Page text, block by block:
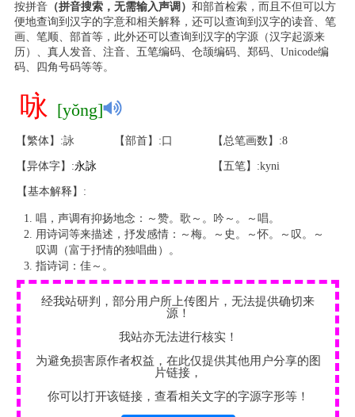
按拼音（拼音搜索，无需输入声调） 和部首检索，而且不但可以方
便地查询到汉字的字意和相关解释，还可以查询到汉字的读音、笔
画、笔顺、部首等，此外还可以查询到汉字的字源（汉字起源来
历）、真人发音、注音、五笔编码、仓颉编码、郑码、Unicode编
码、四角号码等等。
咏 [yǒng]
【繁体】:詠 【部首】:口 【总笔画数】:8
【异体字】:永詠 【五笔】:kyni
【基本解释】:
唱，声调有抑扬地念：～赞。歌～。吟～。～唱。
用诗词等来描述，抒发感情：～梅。～史。～怀。～叹。～
叹调（富于抒情的独唱曲）。
指诗词：佳～。
经我站研判，部分用户所上传图片，无法提供确切来
源！
我站亦无法进行核实！
为避免损害原作者权益，在此仅提供其他用户分享的图
片链接，
你可以打开该链接，查看相关文字的字源字形等！